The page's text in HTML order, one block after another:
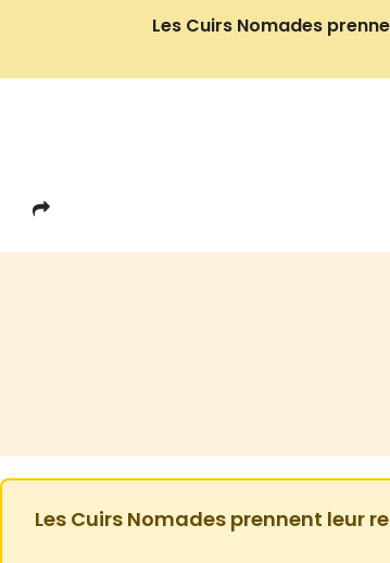
Les Cuirs Nomades
Les Cuirs Nomades prennent leur